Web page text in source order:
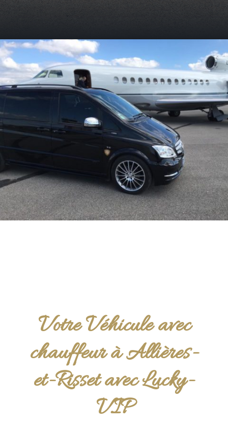
Votre Véhicule avec
chauffeur à Allières-
et-Risset avec Lucky-
VIP